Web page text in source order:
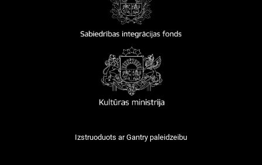
Izstruoduots arGantry paleidzeibu